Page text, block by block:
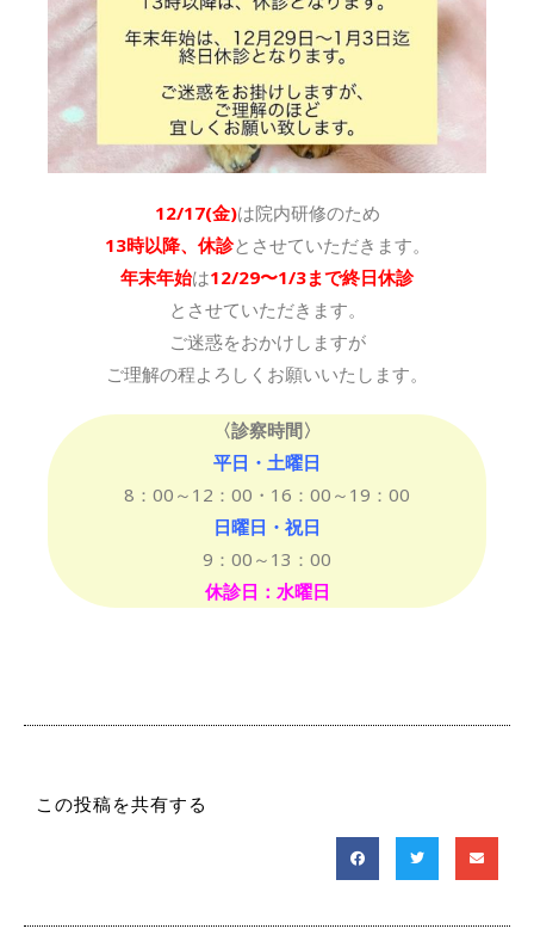
12/17(金)は院内研修のため
13時以降、休診とさせていただきます。
年末年始は12/29〜1/3まで終日休診
とさせていただきます。
ご迷惑をおかけしますが
ご理解の程よろしくお願いいたします。
〈診察時間〉
平日・土曜日
8：00～12：00・16：00～19：00
日曜日・祝日
9：00～13：00
休診日：水曜日
この投稿を共有する